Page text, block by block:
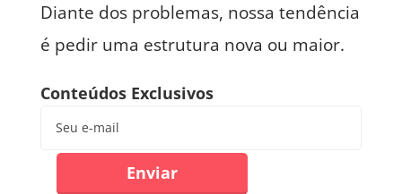
Diante dos problemas, nossa tendência
é pedir uma estrutura nova ou maior.
Conteúdos Exclusivos
Enviar